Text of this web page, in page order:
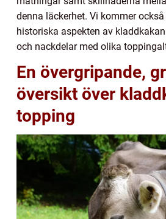
denna läckerhet. Vi kommer
historiska aspekten av
och nackdelar med olika
En övergripande,
översikt över
topping